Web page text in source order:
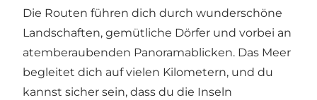
Die Routen führen dich durch wunderschöne
Landschaften, gemütliche Dörfer und vorbei an
atemberaubenden Panoramablicken. Das Meer
begleitet dich auf vielen Kilometern, und du
kannst sicher sein, dass du die Inseln